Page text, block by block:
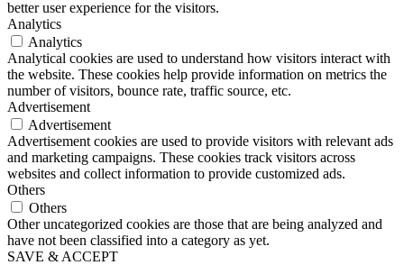
better user experience for the visitors.
Analytics
Analytics
Analytical cookies are used to understand how visitors interact with
the website. These cookies help provide information on metrics the
number of visitors, bounce rate, traffic source, etc.
Advertisement
Advertisement
Advertisement cookies are used to provide visitors with relevant ads
and marketing campaigns. These cookies track visitors across
websites and collect information to provide customized ads.
Others
Others
Other uncategorized cookies are those that are being analyzed and
have not been classified into a category as yet.
SAVE & ACCEPT